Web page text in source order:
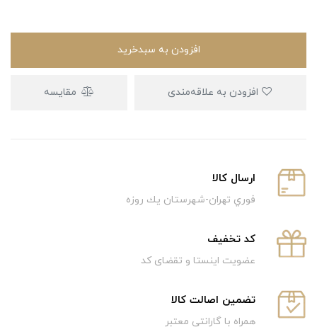
افزودن به سبدخرید
مقایسه
ارسال كالا
فوري تهران-شهرستان يك روزه
كد تخفيف
عضویت اینستا و تقضای کد
تضمین اصالت کالا
همراه با گارانتی معتبر